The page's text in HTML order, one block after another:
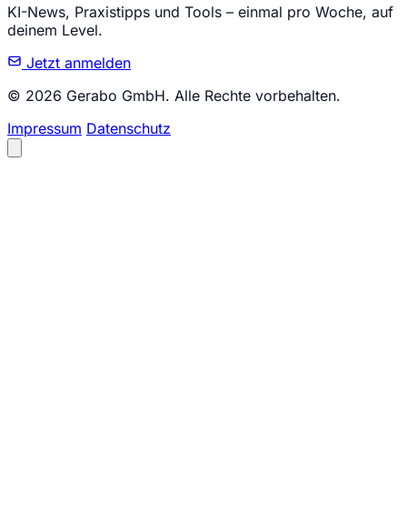
KI-News, Praxistipps und Tools – einmal pro Woche, auf
deinem Level.
Jetzt anmelden
© 2026 Gerabo GmbH. Alle Rechte vorbehalten.
Impressum Datenschutz